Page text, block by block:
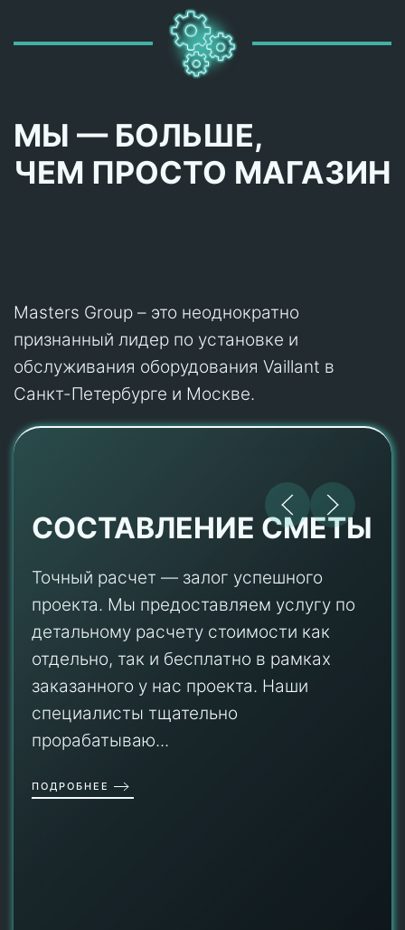
МЫ — БОЛЬШЕ,
ЧЕМ ПРОСТО МАГАЗИН
Masters Group – это неоднократно
признанный лидер по установке и
обслуживания оборудования Vaillant в
Санкт-Петербурге и Москве.
СОСТАВЛЕНИЕ СМЕТЫ
Точный расчет — залог успешного
проекта. Мы предоставляем услугу по
детальному расчету стоимости как
отдельно, так и бесплатно в рамках
заказанного у нас проекта. Наши
специалисты тщательно
прорабатываю...
ПОДРОБНЕЕ